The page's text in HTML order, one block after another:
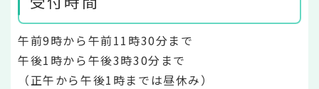
午前9時から午前11時30分まで
午後1時から午後3時30分まで
（正午から午後1時までは昼休み）